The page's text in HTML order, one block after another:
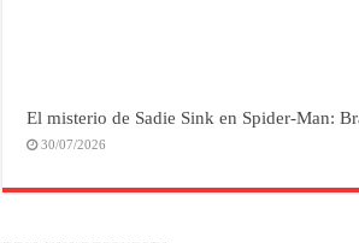
El misterio de Sadie Sink en Spider-Man:
30/07/2026